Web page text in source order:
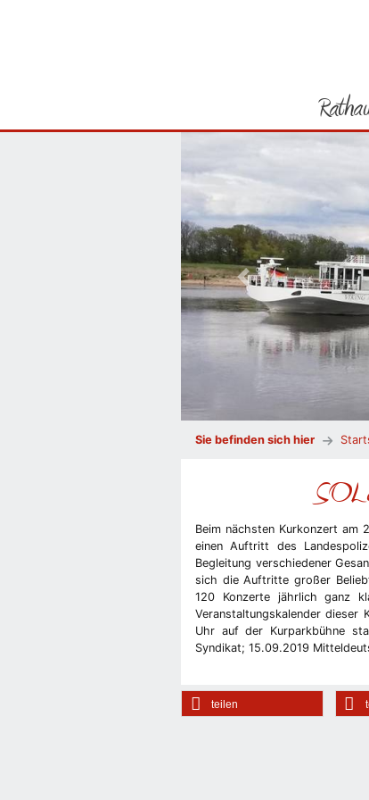
Vorheriges Bild
Sie befinden sich hier
Beim nächsten Kurkonzert am
einen Auftritt des
Begleitung verschiedener
sich die Auftritte großer
120 Konzerte jährlich ganz
Veranstaltungskalender
Uhr auf der Kurparkbühne
Syndikat; 15.09.2019
teilen